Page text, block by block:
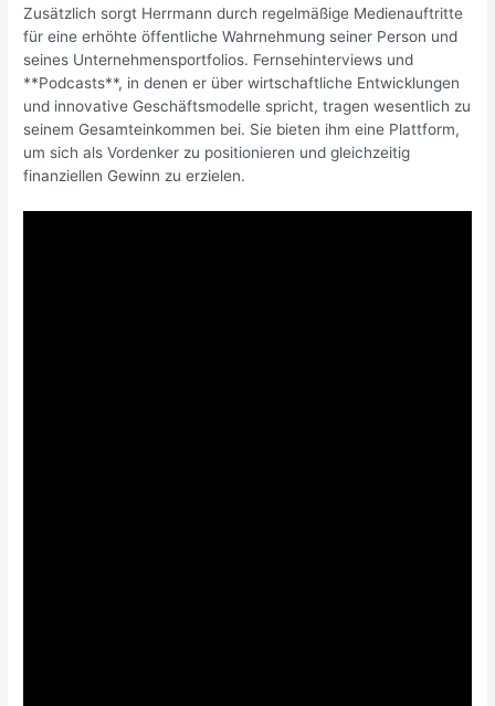
Zusätzlich sorgt Herrmann durch regelmäßige Medienauftritte
für eine erhöhte öffentliche Wahrnehmung seiner Person und
seines Unternehmensportfolios. Fernsehinterviews und
**Podcasts**, in denen er über wirtschaftliche Entwicklungen
und innovative Geschäftsmodelle spricht, tragen wesentlich zu
seinem Gesamteinkommen bei. Sie bieten ihm eine Plattform,
um sich als Vordenker zu positionieren und gleichzeitig
finanziellen Gewinn zu erzielen.